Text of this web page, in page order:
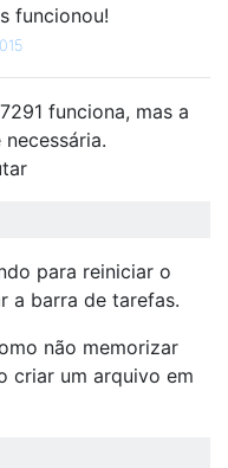
funcionou!
funciona, mas a
para reiniciar o
a barra de tarefas.
não memorizar
criar um arquivo em